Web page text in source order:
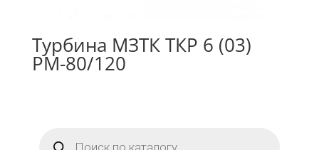
Турбина МЗТК ТКР 6 (03)
РМ-80/120
товаров